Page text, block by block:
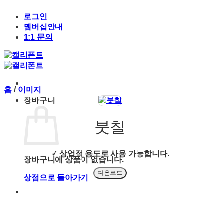
content
로그인
멤버십안내
1:1 문의
장바구니
장바구니에 상품이 없습니다.
상점으로 돌아가기
홈 / 이미지
붓칠
✓ 상업적 용도로 사용 가능합니다.
다운로드